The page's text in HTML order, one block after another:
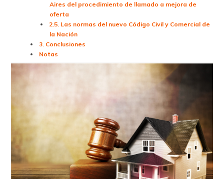
Aires del procedimiento de llamado a mejora de
oferta
2.5. Las normas del nuevo Código Civil y Comercial de
la Nación
3. Conclusiones
Notas